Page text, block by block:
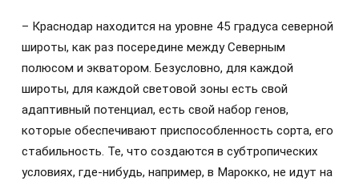
– Краснодар находится на уровне 45 градуса северной
широты, как раз посередине между Северным
полюсом и экватором. Безусловно, для каждой
широты, для каждой световой зоны есть свой
адаптивный потенциал, есть свой набор генов,
которые обеспечивают приспособленность сорта, его
стабильность. Те, что создаются в субтропических
условиях, где-нибудь, например, в Марокко, не идут на